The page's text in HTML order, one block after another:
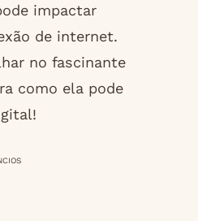
impactar
de internet.
no fascinante
como ela pode